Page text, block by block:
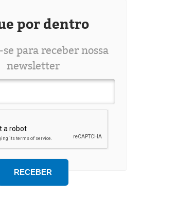
por dentro
para receber nossa
newsletter